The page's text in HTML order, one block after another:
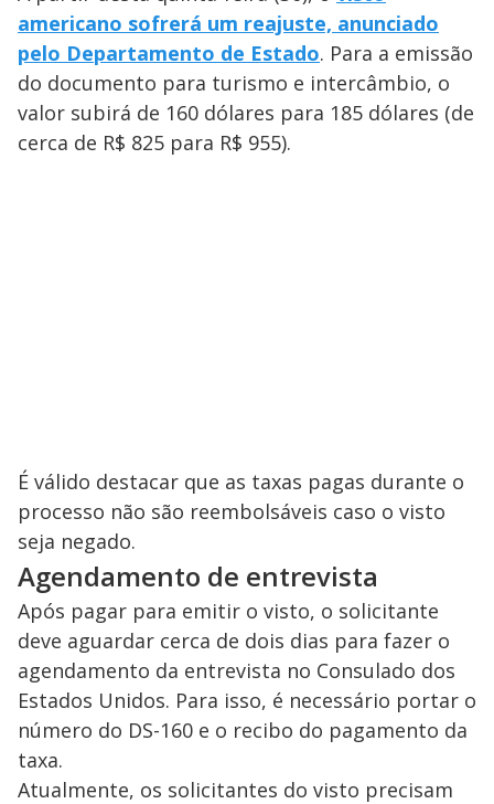
americano sofrerá um reajuste, anunciado
pelo Departamento de Estado. Para a emissão
do documento para turismo e intercâmbio, o
valor subirá de 160 dólares para 185 dólares (de
cerca de R$ 825 para R$ 955).
É válido destacar que as taxas pagas durante o
processo não são reembolsáveis caso o visto
seja negado.
Agendamento de entrevista
Após pagar para emitir o visto, o solicitante
deve aguardar cerca de dois dias para fazer o
agendamento da entrevista no Consulado dos
Estados Unidos. Para isso, é necessário portar o
número do DS-160 e o recibo do pagamento da
taxa.
Atualmente, os solicitantes do visto precisam